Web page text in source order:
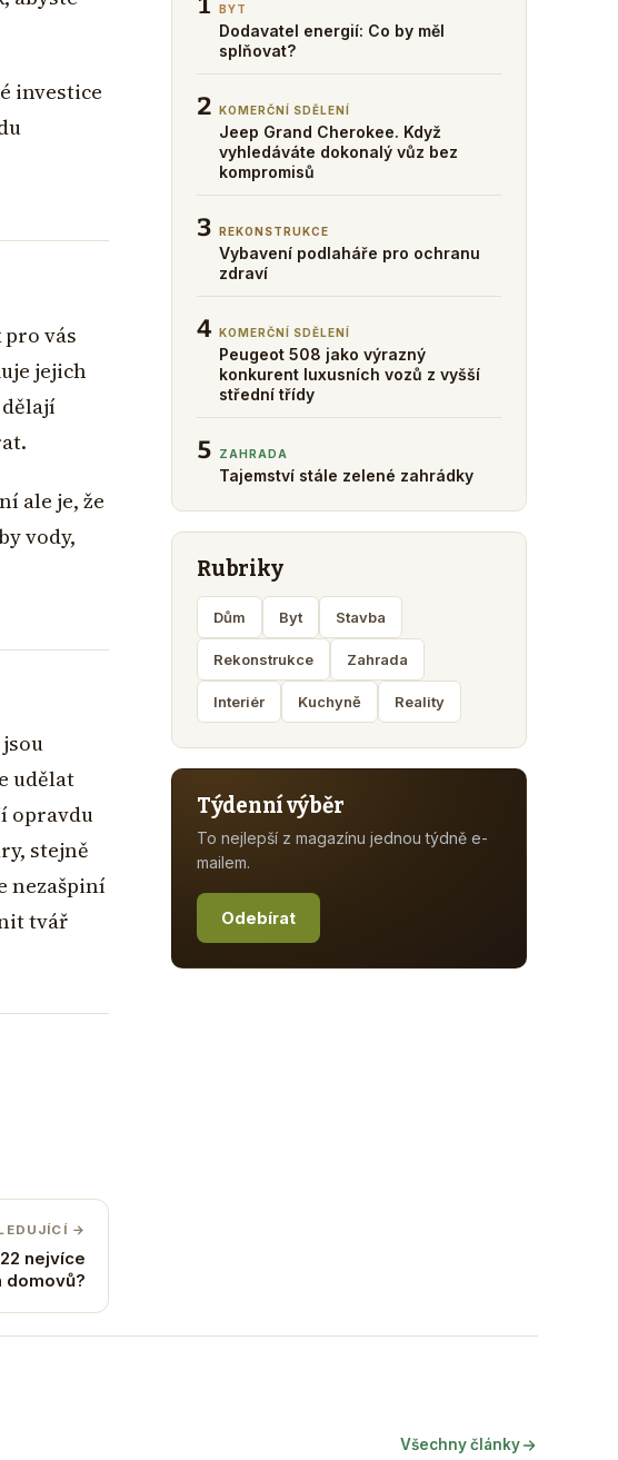
investice
vás
jejich
ale je, že
vody,
udělat
opravdu
stejně
nezašpiní
tvář
→
nejvíce
domovů?
BYT
Dodavatel energií: Co by měl
splňovat?
2 KOMERČNÍ SDĚLENÍ
Jeep Grand Cherokee. Když
vyhledáváte dokonalý vůz bez
kompromisů
3 REKONSTRUKCE
Vybavení podlaháře pro ochranu
zdraví
4 KOMERČNÍ SDĚLENÍ
Peugeot 508 jako výrazný
konkurent luxusních vozů z vyšší
střední třídy
5 ZAHRADA
Tajemství stále zelené zahrádky
Rubriky
Dům Byt Stavba
Rekonstrukce Zahrada
Interiér Kuchyně Reality
Týdenní výběr
To nejlepší z magazínu jednou týdně e-
mailem.
Odebírat
Všechny články